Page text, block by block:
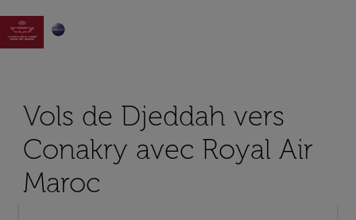

Vols de Djeddah vers
Conakry avec Royal Air
Maroc